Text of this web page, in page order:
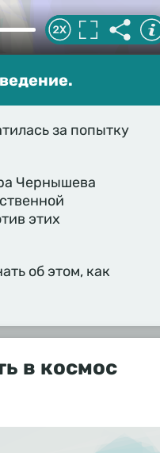
за попытку
Чернышева
этих
об этом, как
в космос